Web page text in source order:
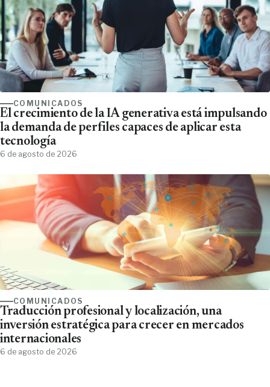
COMUNICADOS
El crecimiento de la IA generativa está impulsando
la demanda de perfiles capaces de aplicar esta
tecnología
6 de agosto de 2026
COMUNICADOS
Traducción profesional y localización, una
inversión estratégica para crecer en mercados
internacionales
6 de agosto de 2026